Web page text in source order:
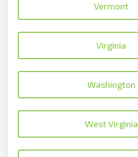
Vermont
Virginia
Washington
West Virginia